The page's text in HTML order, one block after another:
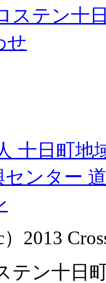
ステン十
せ
2013
テン十日